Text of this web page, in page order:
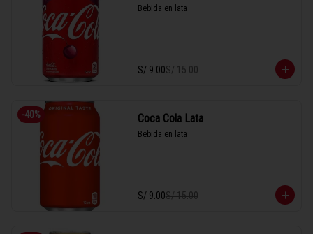
Bebida en lata
S/ 9.00S/ 15.00
-40% Coca Cola Lata
Bebida en lata
S/ 9.00S/ 15.00